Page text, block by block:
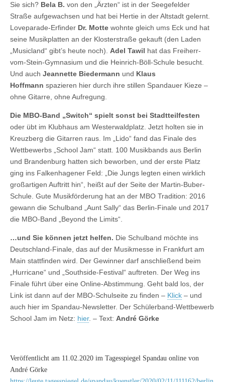
Sie sich? Bela B. von den „Ärzten“ ist in der Seegefelder
Straße aufgewachsen und hat bei Hertie in der Altstadt gelernt.
Loveparade-Erfinder Dr. Motte wohnte gleich ums Eck und hat
seine Musikplatten an der Klosterstraße gekauft (den Laden
„Musicland“ gibt’s heute noch). Adel Tawil hat das Freiherr-
vom-Stein-Gymnasium und die Heinrich-Böll-Schule besucht.
Und auch Jeannette Biedermann und Klaus
Hoffmann spazieren hier durch ihre stillen Spandauer Kieze –
ohne Gitarre, ohne Aufregung.
Die MBO-Band „Switch“ spielt sonst bei Stadtteilfesten
oder übt im Klubhaus am Westerwaldplatz. Jetzt holten sie in
Kreuzberg die Gitarren raus. Im „Lido“ fand das Finale des
Wettbewerbs „School Jam“ statt. 100 Musikbands aus Berlin
und Brandenburg hatten sich beworben, und der erste Platz
ging ins Falkenhagener Feld: „Die Jungs legten einen wirklich
großartigen Auftritt hin“, heißt auf der Seite der Martin-Buber-
Schule. Gute Musikförderung hat an der MBO Tradition: 2016
gewann die Schulband „Aunt Sally“ das Berlin-Finale und 2017
die MBO-Band „Beyond the Limits“.
…und Sie können jetzt helfen. Die Schulband möchte ins
Deutschland-Finale, das auf der Musikmesse in Frankfurt am
Main stattfinden wird. Der Gewinner darf anschließend beim
„Hurricane“ und „Southside-Festival“ auftreten. Der Weg ins
Finale führt über eine Online-Abstimmung. Geht bald los, der
Link ist dann auf der MBO-Schulseite zu finden – Klick – und
auch hier im Spandau-Newsletter. Der Schülerband-Wettbewerb
School Jam im Netz: hier. – Text: André Görke
Veröffentlicht am 11.02.2020 im Tagesspiegel Spandau online von
André Görke